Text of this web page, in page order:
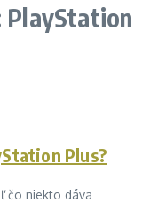
PlayStation
Plus?
čo niekto dáva